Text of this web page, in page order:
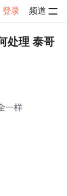
登录 频道
处理 泰哥
一样